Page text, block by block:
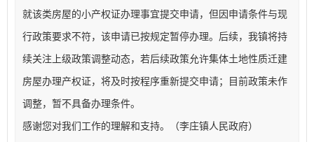
就该类房屋的小产权证办理事宜提交申请，但因申请条件与现
行政策要求不符，该申请已按规定暂停办理。后续，我镇将持
续关注上级政策调整动态，若后续政策允许集体土地性质迁建
房屋办理产权证，将及时按程序重新提交申请；目前政策未作
调整，暂不具备办理条件。
感谢您对我们工作的理解和支持。（李庄镇人民政府）